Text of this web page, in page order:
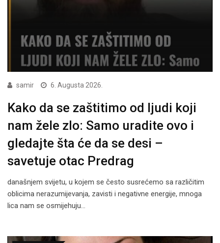
samir 6. Augusta 2026.
Kako da se zaštitimo od ljudi koji
nam žele zlo: Samo uradite ovo i
gledajte šta će da se desi –
savetuje otac Predrag
današnjem svijetu, u kojem se često susrećemo sa različitim
oblicima nerazumijevanja, zavisti i negativne energije, mnoga
lica nam se osmijehuju…